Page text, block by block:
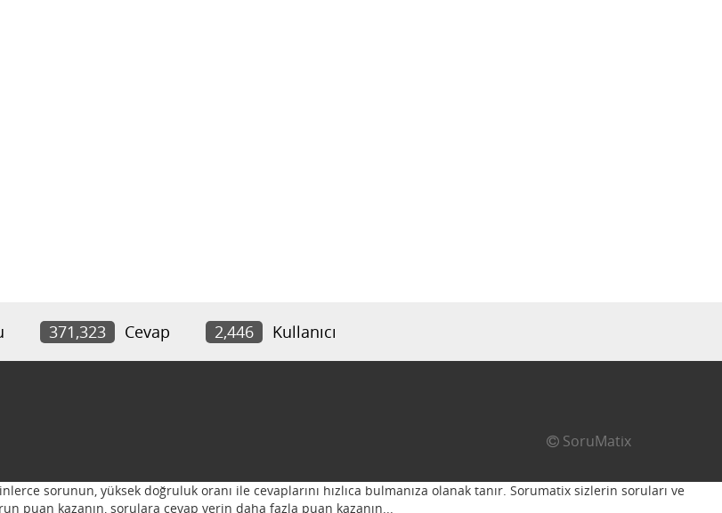
371,323 Cevap 2,446 Kullanıcı
SoruMatix
sorunun, yüksek doğruluk oranı ile cevaplarını hızlıca bulmanıza olanak tanır. Sorumatix sizlerin soruları ve
puan kazanın, sorulara cevap verin daha fazla puan kazanın...